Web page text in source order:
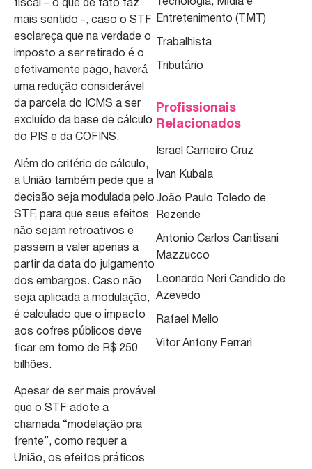
fiscal – o que de fato faz
mais sentido -, caso o STF
esclareça que na verdade o
imposto a ser retirado é o
efetivamente pago, haverá
uma redução considerável
da parcela do ICMS a ser
excluído da base de cálculo
do PIS e da COFINS.
Além do critério de cálculo,
a União também pede que a
decisão seja modulada pelo
STF, para que seus efeitos
não sejam retroativos e
passem a valer apenas a
partir da data do julgamento
dos embargos. Caso não
seja aplicada a modulação,
é calculado que o impacto
aos cofres públicos deve
ficar em torno de R$ 250
bilhões.
Apesar de ser mais provável
que o STF adote a
chamada “modelação pra
frente”, como requer a
União, os efeitos práticos
Tecnologia, Mídia e
Entretenimento (TMT)
Trabalhista
Tributário
Profissionais
Relacionados
Israel Carneiro Cruz
Ivan Kubala
João Paulo Toledo de
Rezende
Antonio Carlos Cantisani
Mazzucco
Leonardo Neri Candido de
Azevedo
Rafael Mello
Vitor Antony Ferrari